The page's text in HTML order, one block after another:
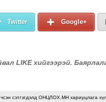
Twitter Google+
LIKE хийгээрэй.
сэтгэгдэлд ОНЦЛОХ.МН хариуцлага